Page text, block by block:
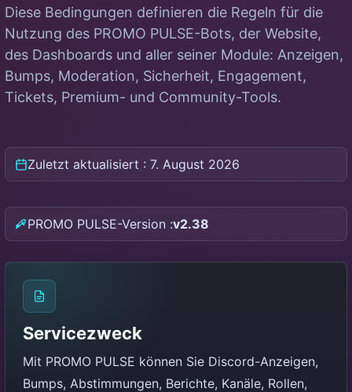
Diese Bedingungen definieren die Regeln für die
Nutzung des PROMO PULSE-Bots, der Website,
des Dashboards und aller seiner Module: Anzeigen,
Bumps, Moderation, Sicherheit, Engagement,
Tickets, Premium- und Community-Tools.
Zuletzt aktualisiert : 7. August 2026
PROMO PULSE-Version :v2.38
Servicezweck
Mit PROMO PULSE können Sie Discord-Anzeigen,
Bumps, Abstimmungen, Berichte, Kanäle, Rollen,